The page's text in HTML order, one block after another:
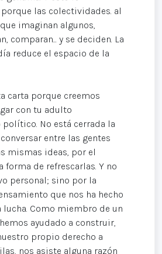
las colectividades. al
imaginan algunos,
comparan... y se deciden. La
reduce el espacio de la
carta porque creemos
con tu adulto
No está cerrada la
entre las gentes
mismas ideas, por el
forma de refrescarlas. Y no
personal; sino por la
que nos ha hecho
Como miembro de un
ayudado a construir,
propio derecho a
nos asiste alguna razón